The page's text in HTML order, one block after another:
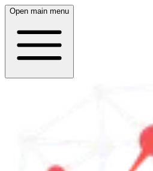
Open main menu